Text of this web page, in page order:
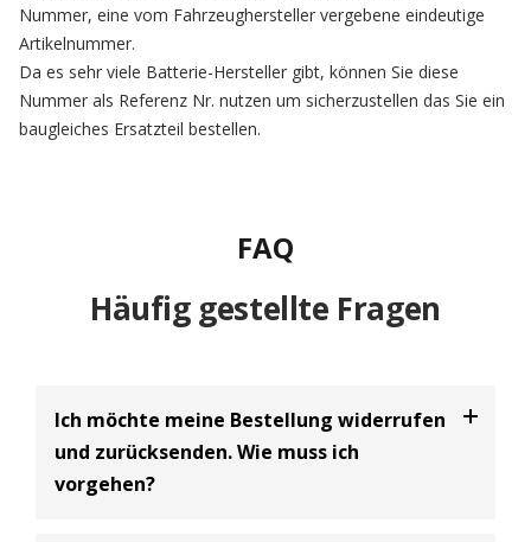
Nummer, eine vom Fahrzeughersteller vergebene eindeutige
Artikelnummer.
Da es sehr viele Batterie-Hersteller gibt, können Sie diese
Nummer als Referenz Nr. nutzen um sicherzustellen das Sie ein
baugleiches Ersatzteil bestellen.
FAQ
Häufig gestellte Fragen
Ich möchte meine Bestellung widerrufen
und zurücksenden. Wie muss ich
vorgehen?